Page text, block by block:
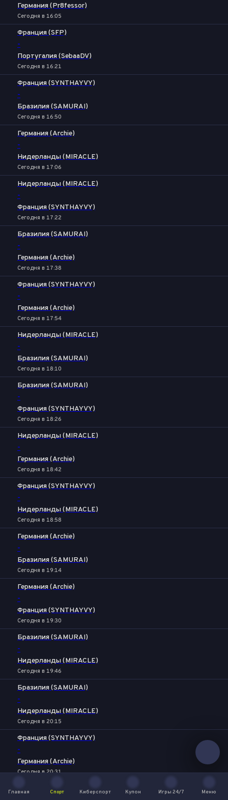
Германия (Pr8fessor)
Сегодня в 16:05
Франция (SFP)
-
Португалия (SebaaDV)
Сегодня в 16:21
Франция (SYNTHAYVY)
-
Бразилия (SAMURAI)
Сегодня в 16:50
Германия (Archie)
-
Нидерланды (MIRACLE)
Сегодня в 17:06
Нидерланды (MIRACLE)
-
Франция (SYNTHAYVY)
Сегодня в 17:22
Бразилия (SAMURAI)
-
Германия (Archie)
Сегодня в 17:38
Франция (SYNTHAYVY)
-
Германия (Archie)
Сегодня в 17:54
Нидерланды (MIRACLE)
-
Бразилия (SAMURAI)
Сегодня в 18:10
Бразилия (SAMURAI)
-
Франция (SYNTHAYVY)
Сегодня в 18:26
Нидерланды (MIRACLE)
-
Германия (Archie)
Сегодня в 18:42
Франция (SYNTHAYVY)
-
Нидерланды (MIRACLE)
Сегодня в 18:58
Германия (Archie)
-
Бразилия (SAMURAI)
Сегодня в 19:14
Германия (Archie)
-
Франция (SYNTHAYVY)
Сегодня в 19:30
Бразилия (SAMURAI)
-
Нидерланды (MIRACLE)
Сегодня в 19:46
Бразилия (SAMURAI)
-
Нидерланды (MIRACLE)
Сегодня в 20:15
Франция (SYNTHAYVY)
-
Германия (Archie)
Сегодня в 20:31
Германия (Archie)
Главная
Спорт
Киберспорт
Купон
Игры 24/7
Меню